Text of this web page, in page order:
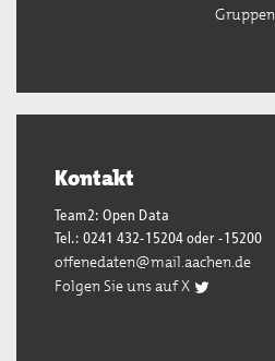
Gruppen
Kontakt
Team2: Open Data
Tel.: 0241 432-15204 oder -15200
offenedaten@mail.aachen.de
Folgen Sie uns auf X